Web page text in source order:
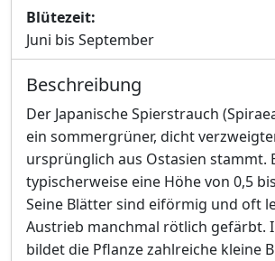
Blütezeit:
Juni bis September
Beschreibung
Der Japanische Spierstrauch
ein sommergrüner, dicht
ursprünglich aus Ostasien stammt.
typischerweise eine Höhe von 0,5
Seine Blätter sind eiförmig und oft
Austrieb manchmal rötlich gefärbt.
bildet die Pflanze zahlreiche kleine